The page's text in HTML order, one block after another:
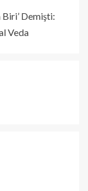
Demişti:
Veda